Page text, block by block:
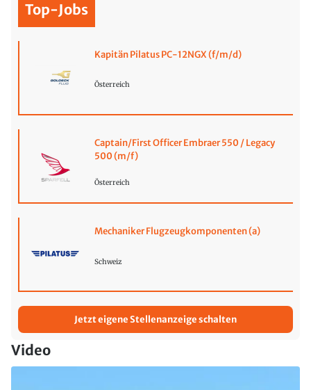
Top-Jobs
Kapitän Pilatus PC-12NGX (f/m/d)
Österreich
Captain/First Officer Embraer 550 / Legacy
500 (m/f)
Österreich
Mechaniker Flugzeugkomponenten (a)
Schweiz
Jetzt eigene Stellenanzeige schalten
Video